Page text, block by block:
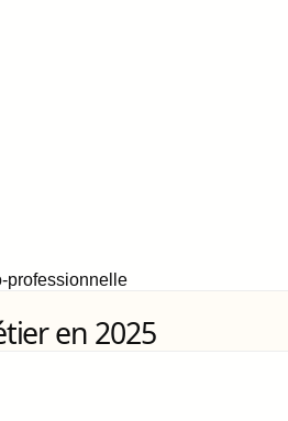
professionnelle
en 2025